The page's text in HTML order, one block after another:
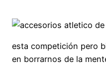
esta competición pero
en borrarnos de la